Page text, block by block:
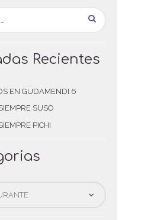
Recientes
EN GUDAMENDI 6
SUSO
PICHI